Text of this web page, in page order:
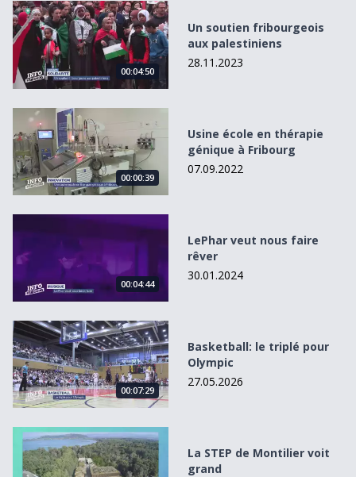
Un soutien fribourgeois aux palestiniens
00:04:50
Un soutien fribourgeois
aux palestiniens
28.11.2023
Usine école en thérapie génique à Fribourg
00:00:39
Usine école en thérapie
génique à Fribourg
07.09.2022
LePhar veut nous faire rêver
00:04:44
LePhar veut nous faire
rêver
30.01.2024
Basketball: le triplé pour Olympic
00:07:29
Basketball: le triplé pour
Olympic
27.05.2026
La STEP de Montilier voit grand
La STEP de Montilier voit
grand